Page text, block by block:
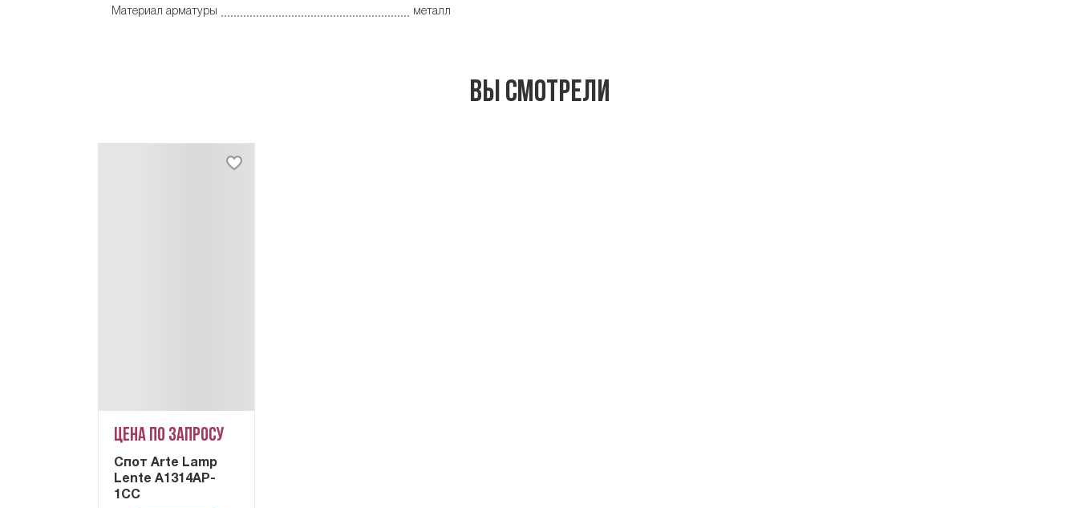
Материал арматуры
металл
Вы смотрели
Цена по запросу
Cпот Arte Lamp
Lente A1314AP-
1CC